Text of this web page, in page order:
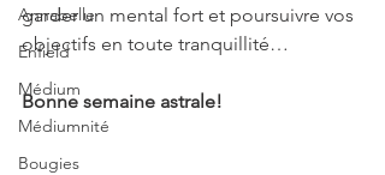
Annabelle
Enfield
Médium
Médiumnité
Bougies
garder un mental fort et poursuivre vos
objectifs en toute tranquillité…
Bonne semaine astrale!